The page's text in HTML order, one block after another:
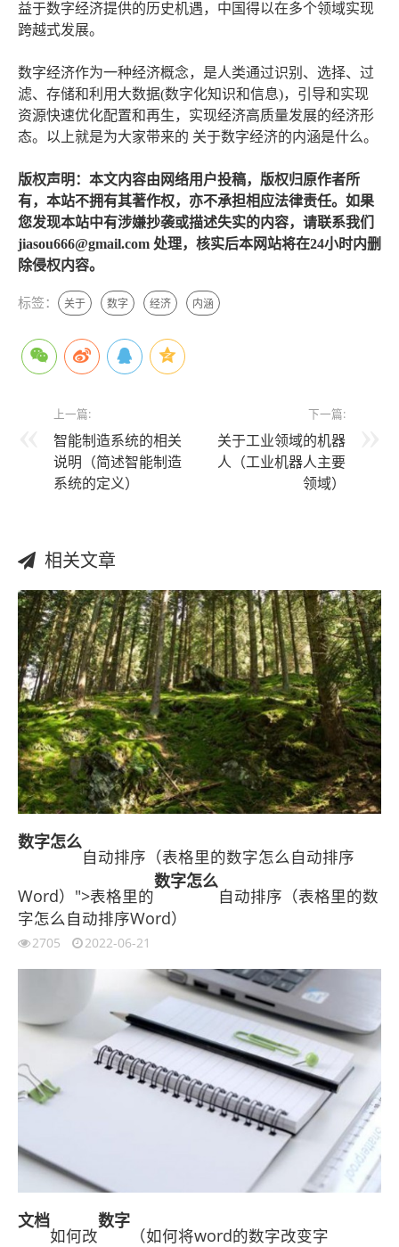
益于数字经济提供的历史机遇，中国得以在多个领域实现
跨越式发展。
数字经济作为一种经济概念，是人类通过识别、选择、过
滤、存储和利用大数据(数字化知识和信息)，引导和实现
资源快速优化配置和再生，实现经济高质量发展的经济形
态。以上就是为大家带来的 关于数字经济的内涵是什么。
版权声明：本文内容由网络用户投稿，版权归原作者所
有，本站不拥有其著作权，亦不承担相应法律责任。如果
您发现本站中有涉嫌抄袭或描述失实的内容，请联系我们
jiasou666@gmail.com 处理，核实后本网站将在24小时内删
除侵权内容。
标签： 关于 数字 经济 内涵
上一篇:
智能制造系统的相关
说明（简述智能制造
系统的定义）
下一篇:
关于工业领域的机器
人（工业机器人主要
领域）
相关文章
数字怎么
自动排序（表格里的数字怎么自动排序
Word）">表格里的
数字怎么
自动排序（表格里的数
字怎么自动排序Word）
2705 2022-06-21
文档
如何改
数字
（如何将word的数字改变字